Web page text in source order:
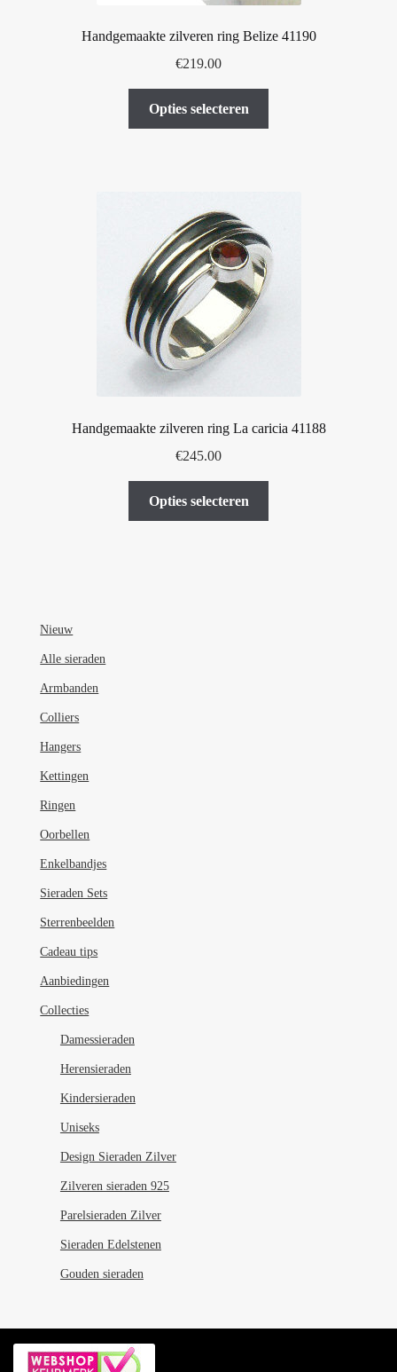
Handgemaakte zilveren ring Belize 41190
€219.00
Opties selecteren
kan
Handgemaakte zilveren ring La caricia 41188
€245.00
Opties selecteren
Nieuw
Alle sieraden
Armbanden
Colliers
Hangers
Kettingen
Ringen
Oorbellen
Enkelbandjes
Sieraden Sets
Sterrenbeelden
Cadeau tips
Aanbiedingen
Collecties
Damessieraden
Herensieraden
Kindersieraden
Uniseks
Design Sieraden Zilver
Zilveren sieraden 925
Parelsieraden Zilver
Sieraden Edelstenen
Gouden sieraden